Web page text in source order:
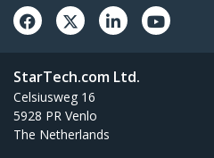
StarTech.com Ltd.
Celsiusweg 16
5928 PR Venlo
The Netherlands